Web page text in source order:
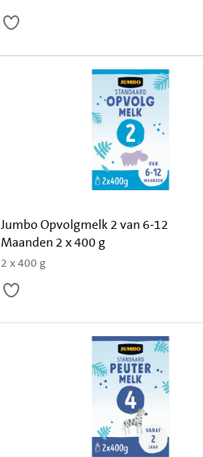
Jumbo Opvolgmelk 2 van 6-12
Maanden 2 x 400 g
2 x 400 g